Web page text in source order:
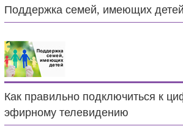
Поддержка семей, имеющих детей
Как правильно подключиться к
эфирному телевидению